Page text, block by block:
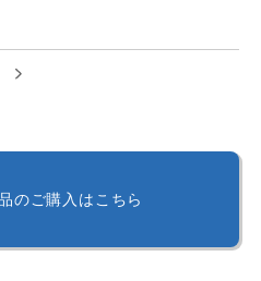
のご購入はこちら